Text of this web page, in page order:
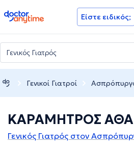
doctoranytime Είστε ειδικός;
Γενικοί Γιατροί
ΚΑΡΑΜΗΤΡΟΣ
Γενικός Γιατρός στον